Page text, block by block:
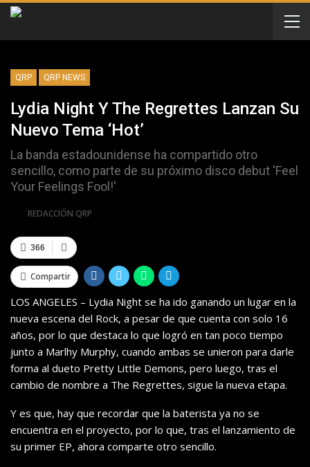
QRP QRP NEWS
Lydia Night Y The Regrettes Lanzan Su
Nuevo Tema ‘Hot’
La banda estadounidense ha compartido otro
sencillo, como parte de su próximo disco debut 'Feel
Your Feelings Fool!'
REDACCIÓN QRP
366
Compartir
LOS ANGELES – Lydia Night se ha ido ganando un lugar en la
nueva escena del Rock, a pesar de que cuenta con solo 16
años, por lo que destaca lo que logró en tan poco tiempo
junto a Marlhy Murphy, cuando ambas se unieron para darle
forma al dueto Pretty Little Demons, pero luego, tras el
cambio de nombre a The Regrettes, sigue la nueva etapa.
Y es que, hay que recordar que la baterista ya no se
encuentra en el proyecto, por lo que, tras el lanzamiento de
su primer EP, ahora comparte otro sencillo.